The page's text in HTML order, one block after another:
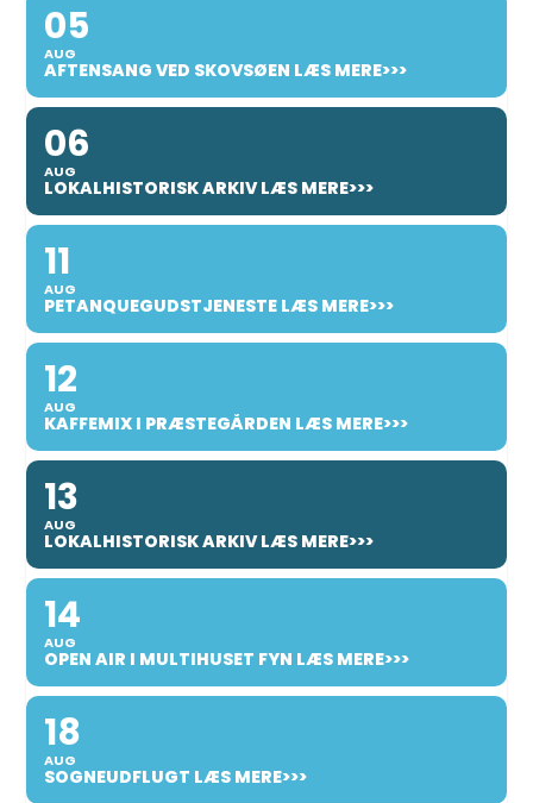
05
AUG
AFTENSANG VED SKOVSØEN LÆS MERE>>>
06
AUG
LOKALHISTORISK ARKIV LÆS MERE>>>
11
AUG
PETANQUEGUDSTJENESTE LÆS MERE>>>
12
AUG
KAFFEMIX I PRÆSTEGÅRDEN LÆS MERE>>>
13
AUG
LOKALHISTORISK ARKIV LÆS MERE>>>
14
AUG
OPEN AIR I MULTIHUSET FYN LÆS MERE>>>
18
AUG
SOGNEUDFLUGT LÆS MERE>>>